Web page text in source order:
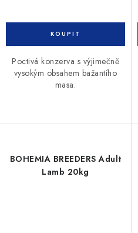
Poctivá konzerva s výjimečně
vysokým obsahem bažantího
masa.
BOHEMIA BREEDERS Adult
Lamb 20kg